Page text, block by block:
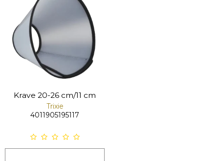
Krave 20-26 cm/11 cm
Trixie
4011905195117